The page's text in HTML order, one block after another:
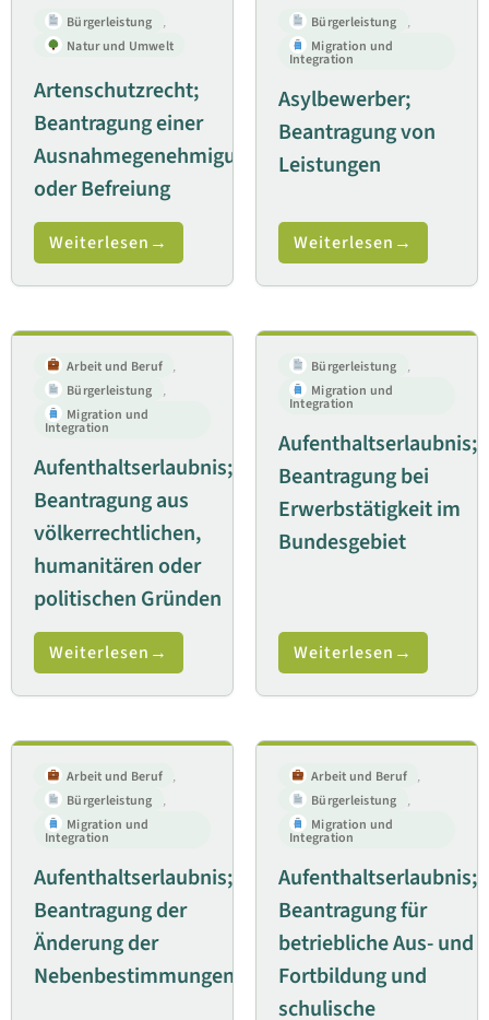
Bürgerleistung
,
Natur und Umwelt
Artenschutzrecht;
Beantragung einer
Ausnahmegenehmigung
oder Befreiung
Weiterlesen
Bürgerleistung
,
Migration und
Integration
Asylbewerber;
Beantragung von
Leistungen
Weiterlesen
Arbeit und Beruf ,
Bürgerleistung
,
Migration und
Integration
Aufenthaltserlaubnis;
Beantragung aus
völkerrechtlichen,
humanitären oder
politischen Gründen
Weiterlesen
Bürgerleistung
,
Migration und
Integration
Aufenthaltserlaubnis;
Beantragung bei
Erwerbstätigkeit im
Bundesgebiet
Weiterlesen
Arbeit und Beruf ,
Bürgerleistung
,
Migration und
Integration
Aufenthaltserlaubnis;
Beantragung der
Änderung der
Nebenbestimmungen
Arbeit und Beruf ,
Bürgerleistung
,
Migration und
Integration
Aufenthaltserlaubnis;
Beantragung für
betriebliche Aus- und
Fortbildung und
schulische